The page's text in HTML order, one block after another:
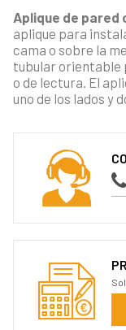
Aplique de pared
aplique para
cama o sobre la
tubular orientable
o de lectura. El
uno de los lados y